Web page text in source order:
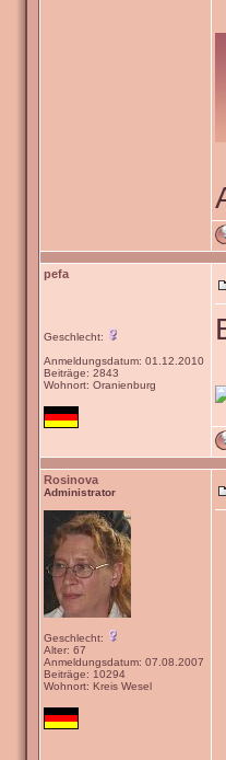
pefa
Geschlecht:
Anmeldungsdatum: 01.12.2010
Beiträge: 2843
Wohnort: Oranienburg
Rosinova
Administrator
Geschlecht:
Alter: 67
Anmeldungsdatum: 07.08.2007
Beiträge: 10294
Wohnort: Kreis Wesel